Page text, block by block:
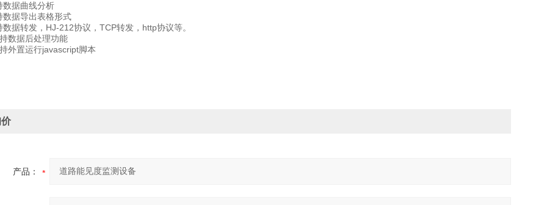
据曲线分析
据导出表格形式
转发，HJ-212协议，TCP转发，http协议等。
据后处理功能
置运行javascript脚本
产品：